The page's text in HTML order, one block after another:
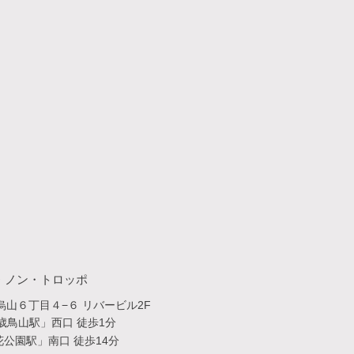
ノン・トロッポ
山６丁目４−６ リバービル2F
鳥山駅」西口 徒歩1分
公園駅」南口 徒歩14分